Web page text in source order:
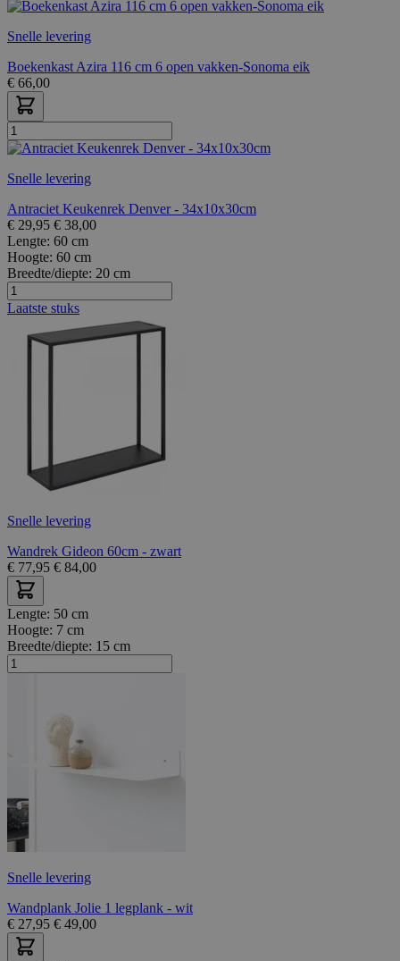
Snelle levering
Boekenkast Azira 116 cm 6 open vakken-Sonoma eik
€ 66,00
Snelle levering
Antraciet Keukenrek Denver - 34x10x30cm
€ 29,95 € 38,00
Lengte: 60 cm
Hoogte: 60 cm
Breedte/diepte: 20 cm
Laatste stuks
Snelle levering
Wandrek Gideon 60cm - zwart
€ 77,95 € 84,00
Lengte: 50 cm
Hoogte: 7 cm
Breedte/diepte: 15 cm
Snelle levering
Wandplank Jolie 1 legplank - wit
€ 27,95 € 49,00